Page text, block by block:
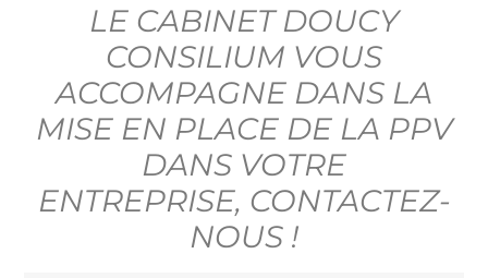
LE CABINET DOUCY
CONSILIUM VOUS
ACCOMPAGNE DANS LA
MISE EN PLACE DE LA PPV
DANS VOTRE
ENTREPRISE, CONTACTEZ-
NOUS !